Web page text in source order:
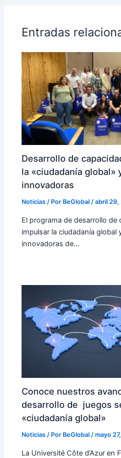
Entradas
Desarrollo de
la «ciudadanía global»
innovadoras
Noticias / Por BeGlobal/abril 29,
El programa de desarrollo de
impulsar la ciudadanía global
innovadoras de…
Conoce nuestros
desarrollo de juegos
«ciudadanía global»
Noticias / Por BeGlobal/mayo
La Université Côte d’Azur en